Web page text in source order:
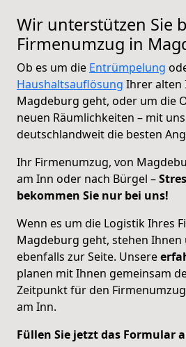
Wir unterstützen Sie
Firmenumzug in
Ob es um die Entrümpelung
Haushaltsauflösung Ihrer alten
Magdeburg geht, oder um die
neuen Räumlichkeiten – mit
deutschlandweit die besten
Ihr Firmenumzug, von
am Inn oder nach Bürgel –
bekommen Sie nur bei uns!
Wenn es um die Logistik Ihres
Magdeburg geht, stehen
ebenfalls zur Seite. Unsere
planen mit Ihnen gemeinsam
Zeitpunkt für den
am Inn.
Füllen Sie jetzt das Formular